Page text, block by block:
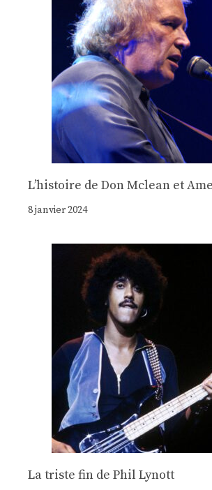
Lʼhistoire de Don Mclean et
8 janvier 2024
La triste fin de Phil Lynott